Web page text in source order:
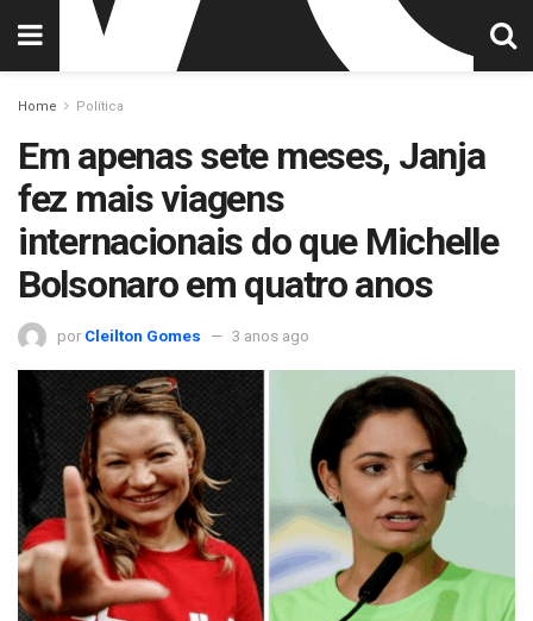
Home Política
Em apenas sete meses, Janja
fez mais viagens
internacionais do que Michelle
Bolsonaro em quatro anos
por Cleilton Gomes 3 anos ago